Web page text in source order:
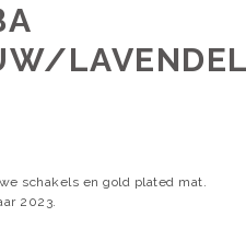
schakels en gold plated mat.
2023.